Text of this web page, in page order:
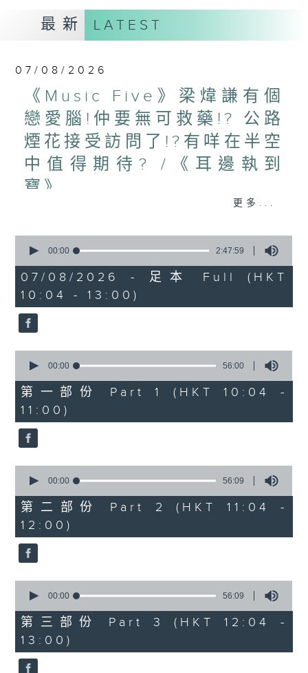
主持：Harry哥哥、周綺玲、鄧添樂、黎茜姸
編導：周綺玲、鄧添樂
監製：梁學曦
逢星期一至五，上午十時至下午一時，歡迎你！
台電視同步直播！
最新 LATEST
07/08/2026
《Music Five》梁煒謙有個
戀愛腦!仲要無可救藥!? 公路
煙花接受訪問了!?有咩在半空
中值得期待? /《耳邊執到
寶》
《今日大件事》
《膠喺我身上》
1100-1200
《Music Five》
《極速15秒》
《Music Five》
嘉賓：公路煙花(組合)
1200-1300
更多...
seconds
2
hours,
47
minutes,
59
seconds
00:00 2:47:59
07/08/2026 - 足本 Full (HKT
10:04 - 13:00)
seconds
56
minutes,
0
seconds
00:00 56:00
第一部份 Part 1 (HKT 10:04 -
11:00)
seconds
56
minutes,
9
seconds
00:00 56:09
第二部份 Part 2 (HKT 11:04 -
12:00)
seconds
56
minutes,
9
seconds
00:00 56:09
第三部份 Part 3 (HKT 12:04 -
13:00)